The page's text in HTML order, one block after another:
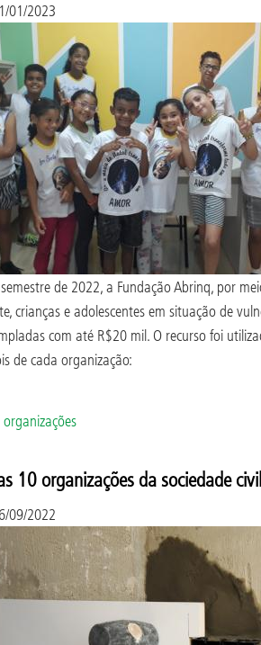
01/2023
de 2022, a Fundação Abrinq, por
crianças e adolescentes em situação de
com até R$20 mil. O recurso foi
de cada organização:
10 organizações da sociedade
09/2022